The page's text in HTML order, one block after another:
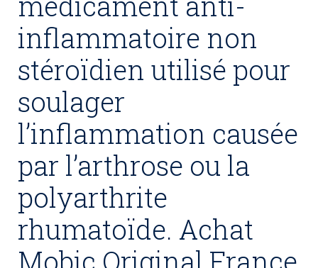
inflammatoire non
stéroïdien utilisé pour
soulager
l’inflammation causée
par l’arthrose ou la
polyarthrite
rhumatoïde. Achat
Mobic Original France